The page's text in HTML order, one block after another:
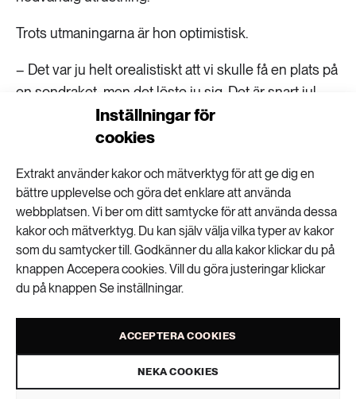
Inställningar för
cookies
Extrakt använder kakor och mätverktyg för att ge dig en
bättre upplevelse och göra det enklare att använda
webbplatsen. Vi ber om ditt samtycke för att använda dessa
kakor och mätverktyg. Du kan själv välja vilka typer av kakor
som du samtycker till. Godkänner du alla kakor klickar du på
knappen Accepera cookies. Vill du göra justeringar klickar
du på knappen Se inställningar.
ACCEPTERA COOKIES
NEKA COOKIES
Trots utmaningarna är hon optimistisk.
– Det var ju helt orealistiskt att vi skulle få en plats på
en sondraket, men det löste ju sig. Det är snart jul –
tomten finns där ute, säger hon med ett leende.
Blåstång
Blåstång (Fucus vesiculosus) är en flerårig
brunalg.
Ursprungligen från Atlanten, men har
anpassat sig till Östersjöns bräckta vatten
Plantorna har olika kön – de är antingen
hon- eller hanplantor.
LÄS MER